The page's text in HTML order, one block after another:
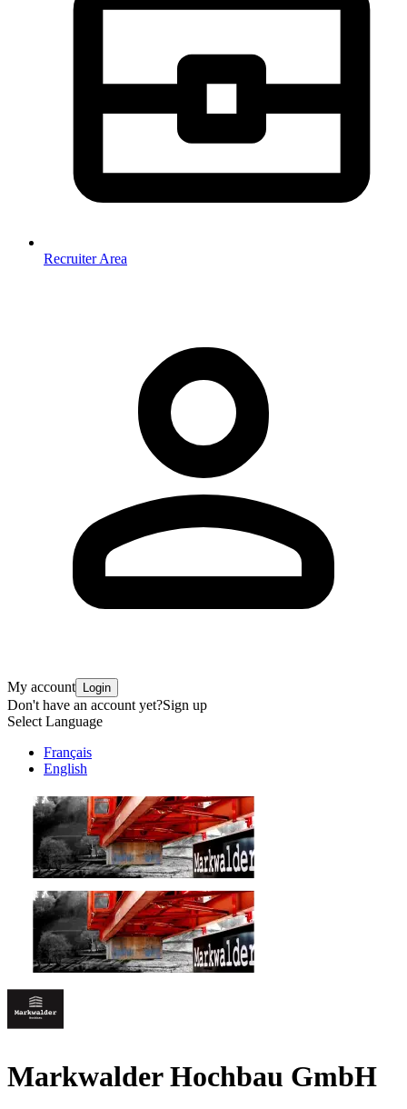
Recruiter Area
My account Login
Don't have an account yet?Sign up
Select Language
Français
English
Markwalder Hochbau GmbH